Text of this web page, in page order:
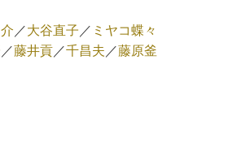
／大谷直子 ／ ミヤコ蝶々
／藤井貢／千昌夫 ／藤原釜